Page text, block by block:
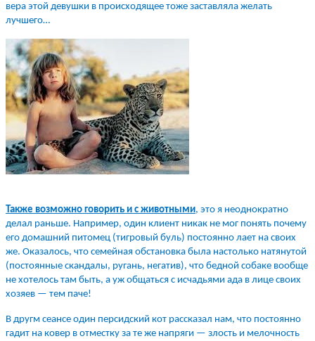
вера этой девушки в происходящее тоже заставляла желать
лучшего…
Также возможно говорить и с животными, это я неоднократно
делал раньше. Например, один клиент никак не мог понять почему
его домашний питомец (тигровый буль) постоянно лает на своих
же. Оказалось, что семейная обстановка была настолько натянутой
(постоянные скандалы, ругань, негатив), что бедной собаке вообще
не хотелось там быть, а уж общаться с исчадьями ада в лице своих
хозяев — тем паче!
В другм сеансе один персидский кот рассказал нам, что постоянно
гадит на ковер в отместку за те же напряги — злость и мелочность